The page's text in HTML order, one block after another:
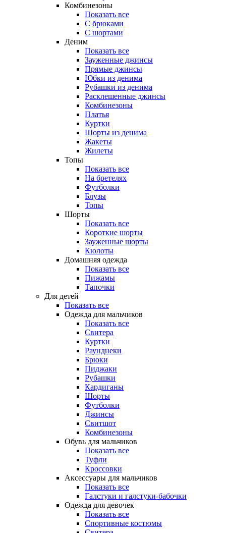
Комбинезоны
Показать все
С брюками
С шортами
Деним
Показать все
Зауженные джинсы
Прямые джинсы
Юбки из денима
Рубашки из денима
Расклешенные джинсы
Комбинезоны
Платья
Куртки
Шорты из денима
Жакеты
Жилеты
Топы
Показать все
На бретелях
Футболки
Блузы
Топы
Шорты
Показать все
Короткие шорты
Зауженные шорты
Кюлоты
Домашняя одежда
Показать все
Пижамы
Тапочки
Для детей
Показать все
Одежда для мальчиков
Показать все
Свитера
Куртки
Раунднеки
Брюки
Пиджаки
Рубашки
Кардиганы
Шорты
Футболки
Джинсы
Свитшот
Комбинезоны
Обувь для мальчиков
Показать все
Туфли
Кроссовки
Аксессуары для мальчиков
Показать все
Галстуки и галстуки-бабочки
Одежда для девочек
Показать все
Спортивные костюмы